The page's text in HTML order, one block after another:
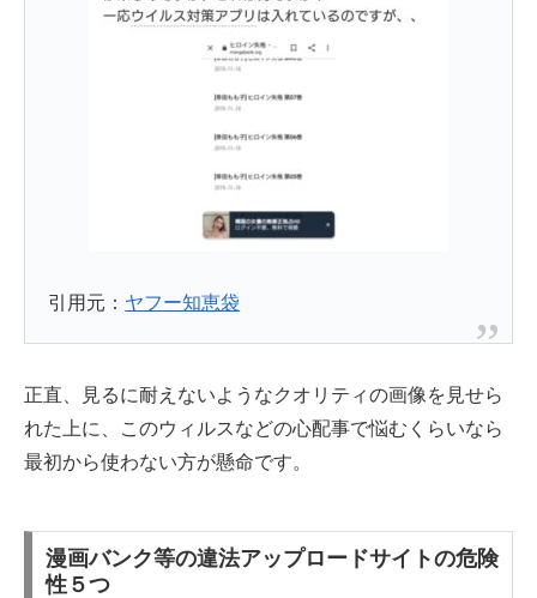
引用元： ヤフー知恵袋
正直、見るに耐えないようなクオリティの画像を見せら
れた上に、このウィルスなどの心配事で悩むくらいなら
最初から使わない方が懸命です。
漫画バンク等の違法アップロードサイトの危険
性５つ